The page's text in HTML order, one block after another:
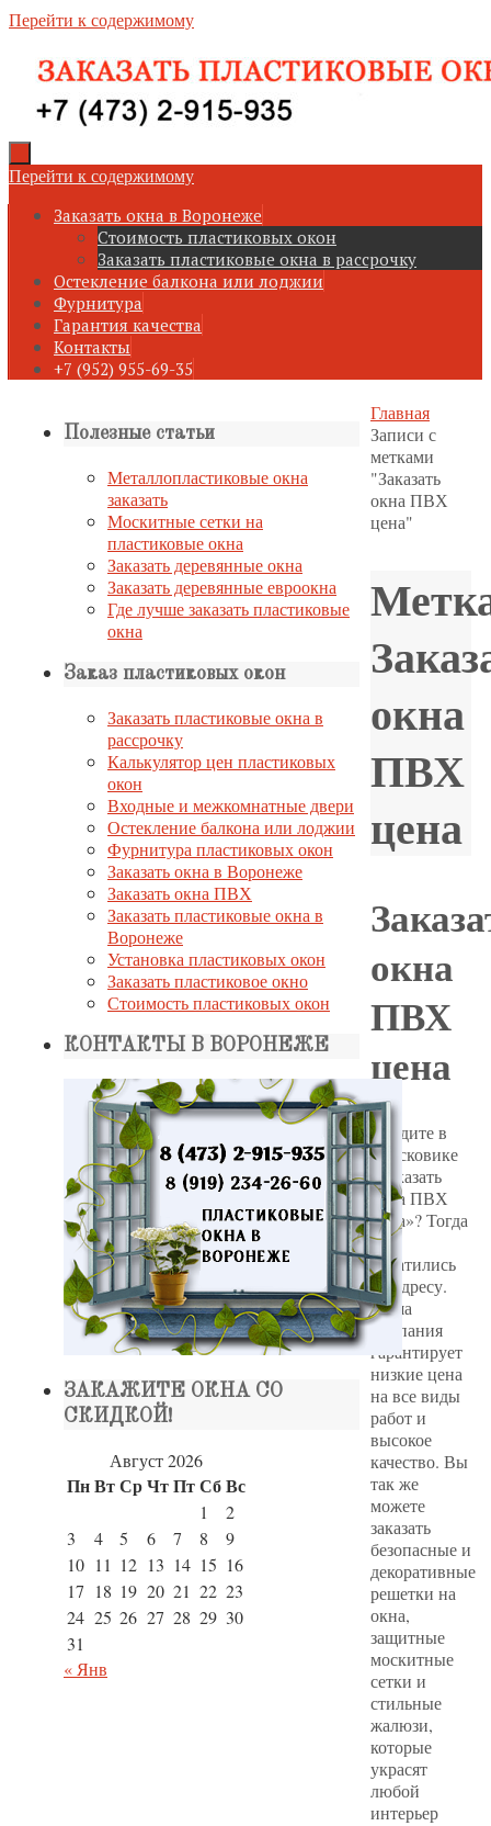
Перейти к содержимому
Перейти к содержимому
Заказать окна в Воронеже
Стоимость пластиковых окон
Заказать пластиковые окна в рассрочку
Остекление балкона или лоджии
Фурнитура
Гарантия качества
Контакты
+7 (952) 955-69-35
Главная
Записи с
метками
"Заказать
окна ПВХ
цена"
окна
ПВХ
цена
окна
ПВХ
цена
Вводите в
поисковике
«Заказать
окна ПВХ
цена»? Тогда
вы
обратились
по адресу.
Наша
компания
гарантирует
низкие цена
на все виды
работ и
высокое
качество. Вы
так же
можете
заказать
безопасные и
декоративные
решетки на
окна,
защитные
москитные
сетки и
стильные
жалюзи,
которые
украсят
любой
интерьер
Полезные статьи
Металлопластиковые окна
заказать
Москитные сетки на
пластиковые окна
Заказать деревянные окна
Заказать деревянные евроокна
Где лучше заказать пластиковые
окна
Заказ пластиковых окон
Заказать пластиковые окна в
рассрочку
Калькулятор цен пластиковых
окон
Входные и межкомнатные двери
Остекление балкона или лоджии
Фурнитура пластиковых окон
Заказать окна в Воронеже
Заказать окна ПВХ
Заказать пластиковые окна в
Воронеже
Установка пластиковых окон
Заказать пластиковое окно
Стоимость пластиковых окон
КОНТАКТЫ В ВОРОНЕЖЕ
ЗАКАЖИТЕ ОКНА СО
СКИДКОЙ!
Август 2026
ПнВтСрЧтПтСбВс
1
2
3
4 5 6 7 8
9
10 11 12 13 14 15 16
17 18 19 20 21 22 23
24 25 26 27 28 29 30
31
« Янв